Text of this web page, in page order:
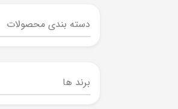
دسته بندی محصولات
برند ها